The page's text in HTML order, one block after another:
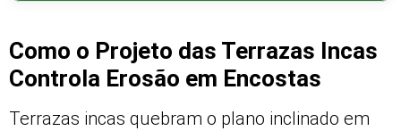
Como o Projeto das Terrazas Incas
Controla Erosão em Encostas
Terrazas incas quebram o plano inclinado em